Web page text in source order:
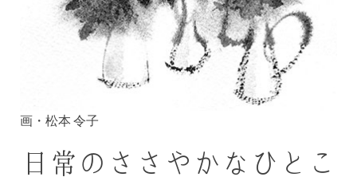
画・松本 令子
日常のささやかなひとこ